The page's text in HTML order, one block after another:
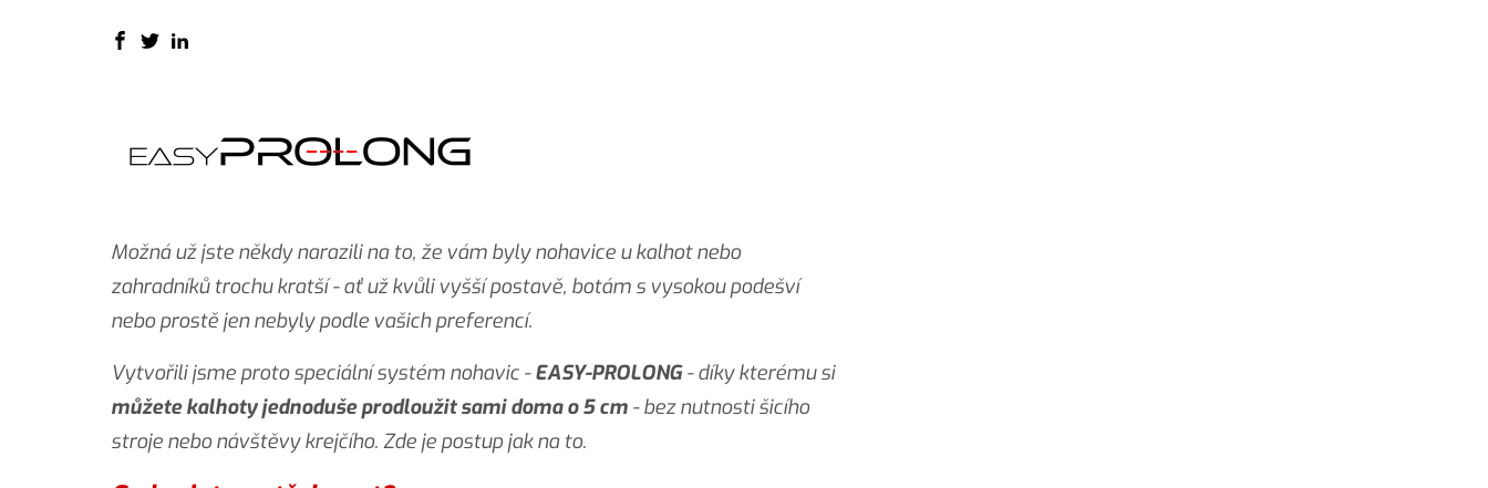
Možná už jste někdy narazili na to, že vám byly nohavice u kalhot nebo
zahradníků trochu kratší - ať už kvůli vyšší postavě, botám s vysokou podešví
nebo prostě jen nebyly podle vašich preferencí.
Vytvořili jsme proto speciální systém nohavic -EASY-PROLONG- díky kterému si
můžete kalhoty jednoduše prodloužit sami doma o 5 cm - bez nutnosti šicího
stroje nebo návštěvy krejčího. Zde je postup jak na to.